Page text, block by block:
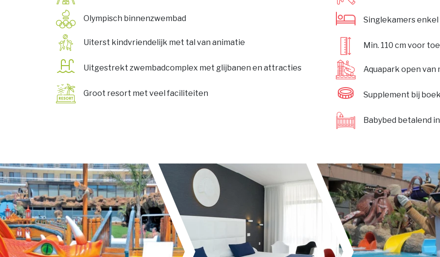
Olympisch binnenzwembad
Uiterst kindvriendelijk met tal van animatie
Uitgestrekt zwembadcomplex met glijbanen en attracties
Groot resort met veel faciliteiten
Singlekamers
Min. 110 cm voor
Aquapark open
Supplement bij
Babybed betalend